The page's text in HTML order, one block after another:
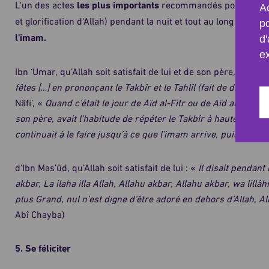
L'un des actes les plus importants recommandés pour
et glorification d'Allah) pendant la nuit et tout au long du
l'imam.
Ibn ‘Umar, qu’Allah soit satisfait de lui et de son père, a
fêtes […] en prononçant le Takbîr et le Tahlîl (fait de dire Lâ
Nâfi’, « Quand c’était le jour de Aïd al-Fitr ou de Aïd al-Adha,
son père, avait l’habitude de répéter le Takbîr à haute voix
continuait à le faire jusqu’à ce que l’imam arrive, puis il le
d’Ibn Mas’ûd, qu’Allah soit satisfait de lui : « Il disait pendant
akbar, La ilaha illa Allah, Allahu akbar, Allahu akbar, wa
plus Grand, nul n’est digne d’être adoré en dehors d’Allah,
Abî Chayba)
5. Se féliciter